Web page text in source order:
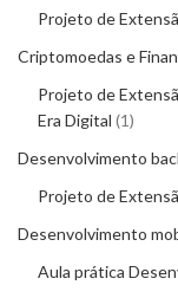
Projeto de
Criptomoedas e
Projeto de
Era Digital 1
Desenvolvimento
Projeto de
Desenvolvimento
Aula prática